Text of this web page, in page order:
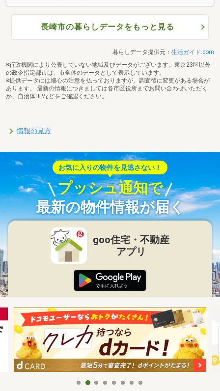
長崎市の暮らしデータをもっと見る
暮らしデータ提供元： 生活ガイド.com
※行政機関により公表していない地域及びデータがございます。東京23区以外
の政令指定都市は、市全体のデータとして表示しています。
※提供データには細心の注意を払っておりますが、調査後に変更がある場合が
あります。 最新の情報につきましては各市区役所までお問い合わせいただく
か、自治体HPなどをご確認ください。
情報の見方
お気に入りの物件を見逃さない！
プッシュ通知で
最新の物件情報が届く
goo住宅・不動産
アプリ